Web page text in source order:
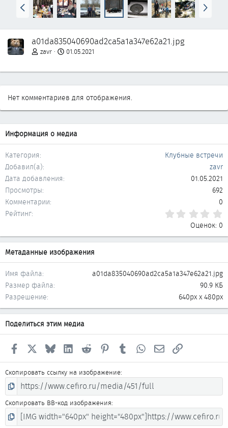
Н
а
а
д
В
п
р
a01da835040690ad2ca5a1a347e62a21.jpg
zavr 01.05.2021
Нет комментариев для отображения.
Информация о медиа
Категория
Клубные встречи
Добавил(а)
zavr
Дата добавления
01.05.2021
Просмотры
692
Комментарии
0
Рейтинг
Оценок: 0
Метаданные изображения
Имя файла
a01da835040690ad2ca5a1a347e62a21.jpg
Размер файла
90.9 КБ
Разрешение
640px x 480px
Поделиться этим медиа
Facebook Bluesky LinkedInReddit PinterestTumblr WhatsAppЭлектронная почта
Ссылка
Скопировать ссылку на изображение
Скопировать BB-код изображения